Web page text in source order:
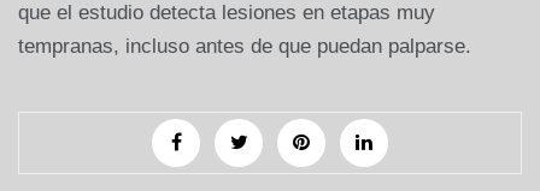
que el estudio detecta lesiones en etapas muy
tempranas, incluso antes de que puedan palparse.